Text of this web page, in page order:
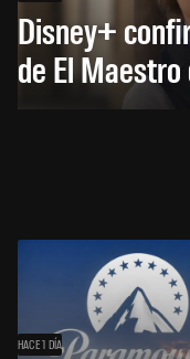
Disney+
de El Maestro
HACE 1 DÍA